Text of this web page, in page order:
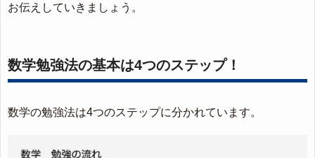
お伝えしていきましょう。
数学勉強法の基本は4つのステップ！
数学の勉強法は4つのステップに分かれています。